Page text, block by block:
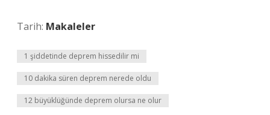
Tarih: Makaleler
1 şiddetinde deprem hissedilir mi
10 dakika süren deprem nerede oldu
12 büyüklüğünde deprem olursa ne olur